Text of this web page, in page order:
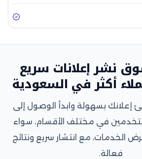
نشر إعلانات سريع
أكثر في السعودية
إعلانك بسهولة وابدأ الوصول إلى
في مختلف الأقسام، سواء
الخدمات، مع انتشار سريع ونتائج
فعالة.